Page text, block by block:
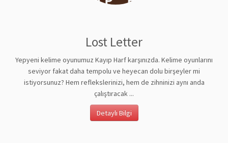
Lost Letter
Yepyeni kelime oyunumuz Kayıp Harf karşınızda. Kelime oyunlarını
seviyor fakat daha tempolu ve heyecan dolu birşeyler mi
istiyorsunuz? Hem reflekslerinizi, hem de zihninizi aynı anda
çalıştıracak ...
Detaylı Bilgi